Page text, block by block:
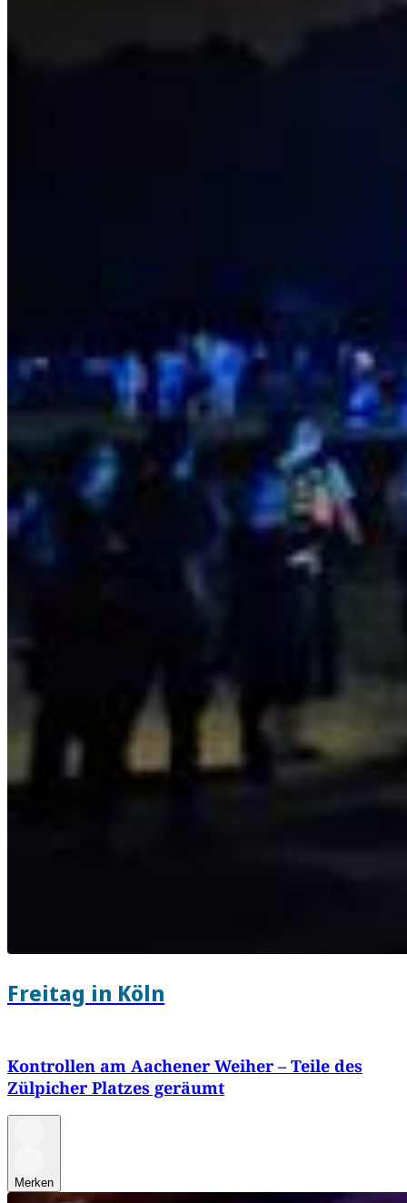
Freitag in Köln
Kontrollen am Aachener Weiher – Teile des
Zülpicher Platzes geräumt
Merken